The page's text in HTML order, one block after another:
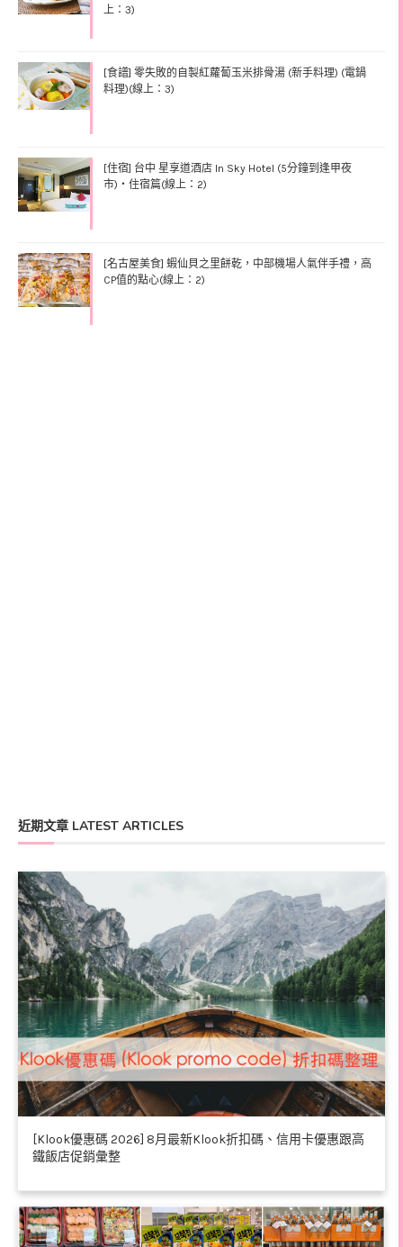
上：3)
[食譜] 零失敗的自製紅蘿蔔玉米排骨湯 (新手料理) (電鍋
料理)(線上：3)
[住宿] 台中 星享道酒店 In Sky Hotel (5分鐘到逢甲夜
市)‧住宿篇(線上：2)
[名古屋美食] 蝦仙貝之里餅乾，中部機場人氣伴手禮，高
CP值的點心(線上：2)
近期文章 LATEST ARTICLES
[Klook優惠碼 2026] 8月最新Klook折扣碼、信用卡優惠跟高
鐵飯店促銷彙整